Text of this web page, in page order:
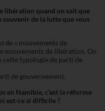
libération quand on sait que
souvenir de la lutte que vous
de « mouvements de
mouvements de libération. On
cette typologie de parti de
de gouvernement.
en Namibie, c’est la réforme
est-ce si difficile ?